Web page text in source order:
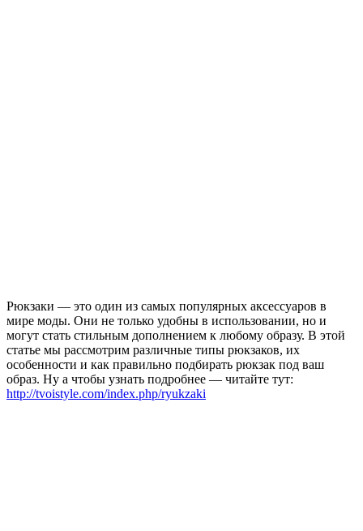
Рюкзаки — это один из самых популярных аксессуаров в
мире моды. Они не только удобны в использовании, но и
могут стать стильным дополнением к любому образу. В этой
статье мы рассмотрим различные типы рюкзаков, их
особенности и как правильно подбирать рюкзак под ваш
образ. Ну а чтобы узнать подробнее — читайте тут:
http://tvoistyle.com/index.php/ryukzaki